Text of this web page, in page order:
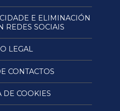
E ELIMINACIÓN
REDES SOCIAIS
LEGAL
CONTACTOS
DE COOKIES